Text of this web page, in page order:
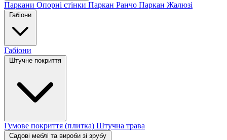
Паркани Опорні стінки Паркан Ранчо Паркан Жалюзі
Габіони
Габіони
Штучне покриття
Гумове покриття (плитка) Штучна трава
Садові меблі та вироби зі зрубу